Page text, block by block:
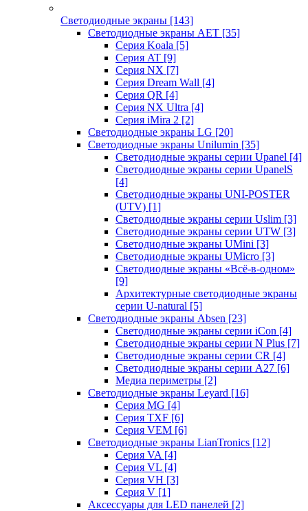
Светодиодные экраны [143]
Светодиодные экраны AET [35]
Cерия Koala [5]
Серия AT [9]
Серия NX [7]
Серия Dream Wall [4]
Серия QR [4]
Серия NX Ultra [4]
Серия iMira 2 [2]
Светодиодные экраны LG [20]
Светодиодные экраны Unilumin [35]
Светодиодные экраны серии Upanel [4]
Светодиодные экраны серии UpanelS
[4]
Светодиодные экраны UNI-POSTER
(UTV) [1]
Светодиодные экраны серии Uslim [3]
Светодиодные экраны серии UTW [3]
Светодиодные экраны UMini [3]
Светодиодные экраны UMicro [3]
Светодиодные экраны «Всё-в-одном»
[9]
Архитектурные светодиодные экраны
серии U-natural [5]
Светодиодные экраны Absen [23]
Светодиодные экраны серии iCon [4]
Светодиодные экраны серии N Plus [7]
Светодиодные экраны серии CR [4]
Светодиодные экраны серии А27 [6]
Медиа периметры [2]
Светодиодные экраны Leyard [16]
Серия MG [4]
Серия TXF [6]
Серия VEM [6]
Светодиодные экраны LianTronics [12]
Серия VA [4]
Серия VL [4]
Серия VH [3]
Серия V [1]
Аксессуары для LED панелей [2]